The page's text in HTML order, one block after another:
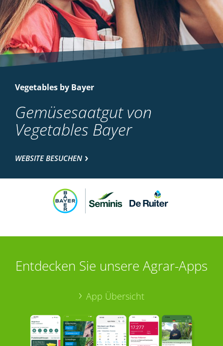
Vegetables by Bayer
Gemüsesaatgut von
Vegetables Bayer
WEBSITE BESUCHEN
Entdecken Sie unsere Agrar-Apps
App Übersicht